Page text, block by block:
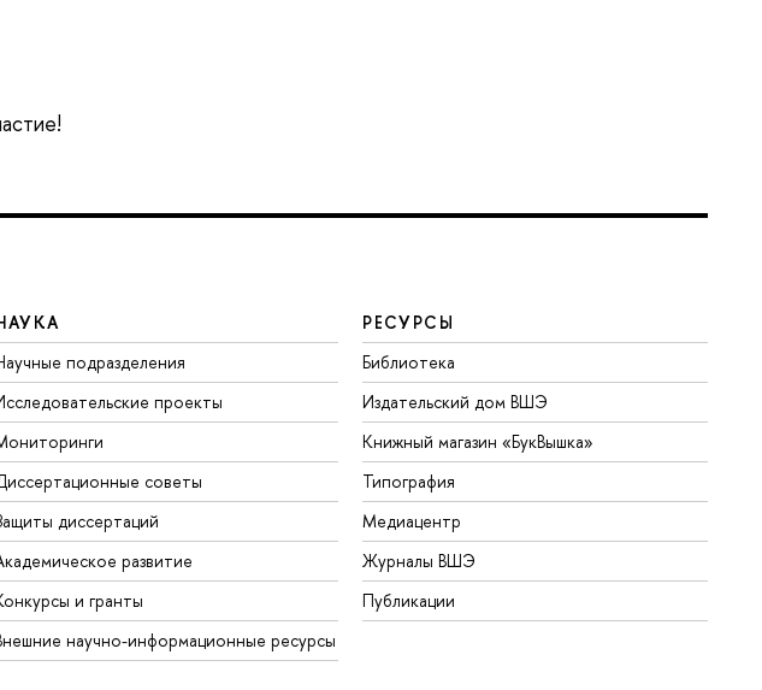
подразделения
проекты
советы
диссертаций
развитие
и гранты
научно-информационные ресурсы
РЕСУРСЫ
Библиотека
Издательский дом ВШЭ
Книжный магазин «БукВышка»
Типография
Медиацентр
Журналы ВШЭ
Публикации